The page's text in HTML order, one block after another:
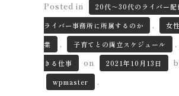
Posted in 20代～30代のライバー配
ライバー事務所に所属するのか
,
女
業
, 子育てとの両立スケジュール ,
きる仕事
on 2021年10月13日
wpmaster .